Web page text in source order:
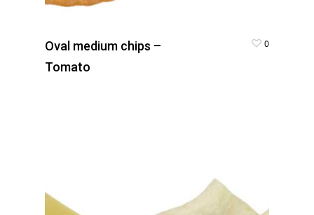
Oval medium chips –
Tomato
0